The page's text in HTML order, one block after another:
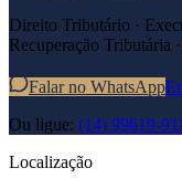
Direito Tributário ·
Recuperação Tributária
Falar no WhatsApp
Ou ligue: (14) 99619-
Localização